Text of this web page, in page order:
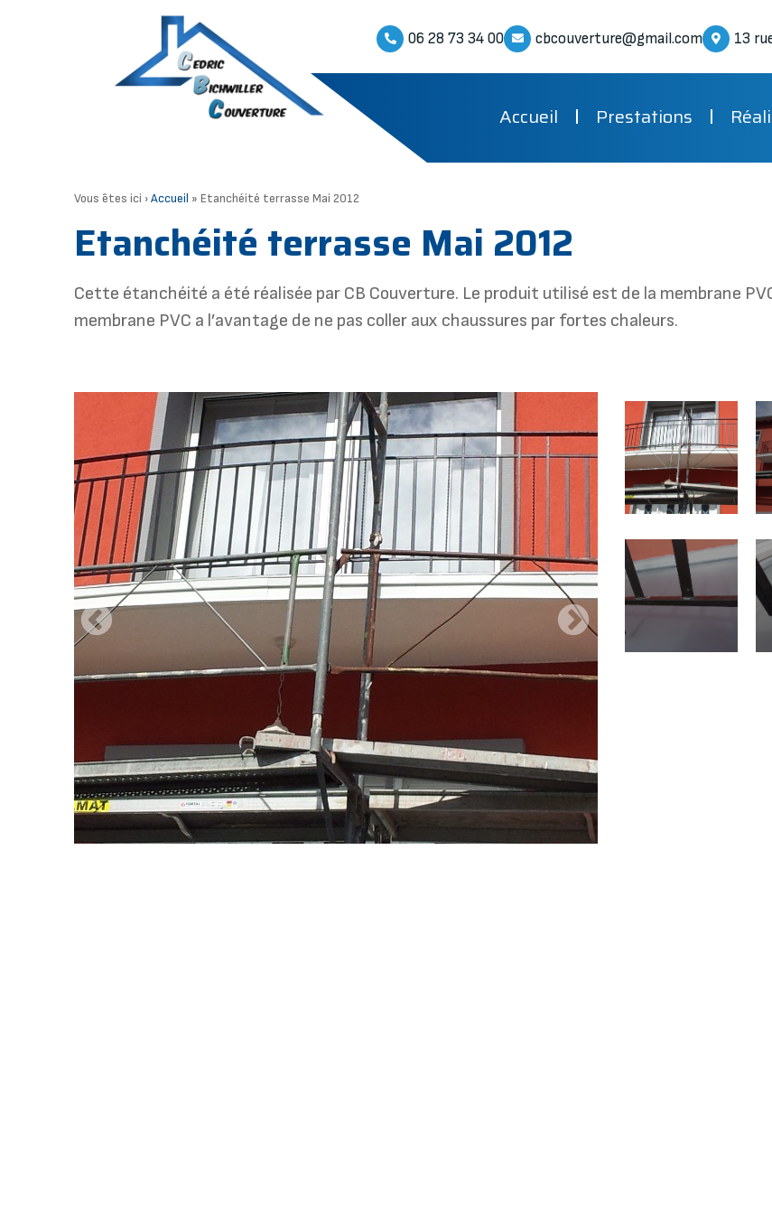
Accueil Prestations
06 28 73 34 00 cbcouverture@gmail.com 13
Vous êtes ici ›Accueil » Etanchéité terrasse Mai 2012
Etanchéité terrasse Mai 2012
Cette étanchéité a été réalisée par CB Couverture. Le produit utilisé est de la membrane
membrane PVC a l’avantage de ne pas coller aux chaussures par fortes chaleurs.